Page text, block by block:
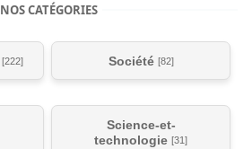
NOS CATÉGORIES
[222] Société [82]
Science-et-
technologie [31]